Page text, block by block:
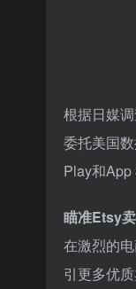
根据日媒
委托美国
Play和App
瞄准Etsy
在激烈的
引更多优